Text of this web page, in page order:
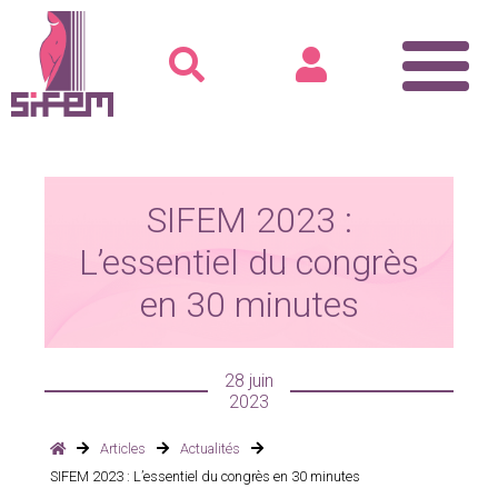
SIFEM
Rencontre avec le Président
Voix du bureau
L’équipe SIFEM 2025
Formation
Le dépistage
Cours
Ateliers-Formations
SIFEM 2023 :
L’essentiel du congrès
en 30 minutes
28 juin
2023
Articles
Actualités
SIFEM 2023 : L’essentiel du congrès en 30 minutes